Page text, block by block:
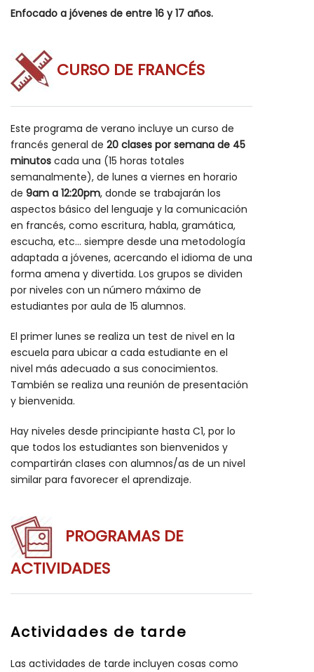
Enfocado a jóvenes de entre 16 y 17 años.
CURSO DE FRANCÉS
Este programa de verano incluye un curso de
francés general de 20 clases por semana de 45
minutos cada una (15 horas totales
semanalmente), de lunes a viernes en horario
de 9am a 12:20pm, donde se trabajarán los
aspectos básico del lenguaje y la comunicación
en francés, como escritura, habla, gramática,
escucha, etc... siempre desde una metodología
adaptada a jóvenes, acercando el idioma de una
forma amena y divertida. Los grupos se dividen
por niveles con un número máximo de
estudiantes por aula de 15 alumnos.
El primer lunes se realiza un test de nivel en la
escuela para ubicar a cada estudiante en el
nivel más adecuado a sus conocimientos.
También se realiza una reunión de presentación
y bienvenida.
Hay niveles desde principiante hasta C1, por lo
que todos los estudiantes son bienvenidos y
compartirán clases con alumnos/as de un nivel
similar para favorecer el aprendizaje.
PROGRAMAS DE
ACTIVIDADES
Actividades de tarde
Las actividades de tarde incluyen cosas como